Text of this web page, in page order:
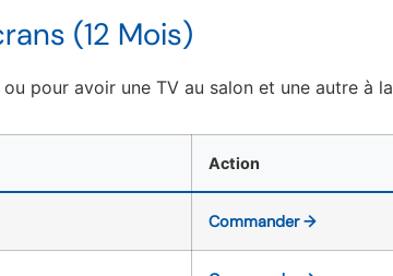
(12 Mois)
pour avoir une TV au salon et une autre à
Action
Commander →